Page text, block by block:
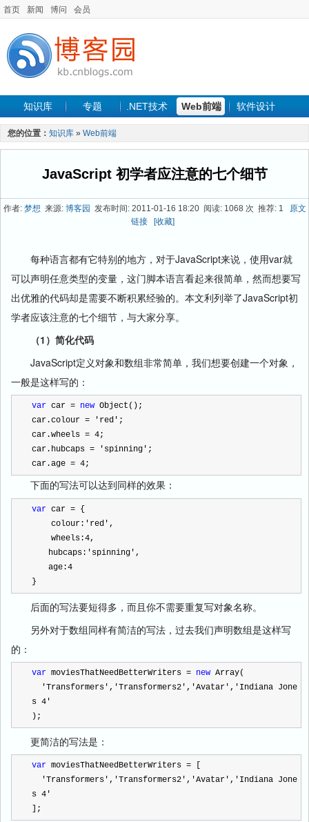
首页 新闻 博问 会员
知识库 专题 .NET技术 Web前端 软件设计
手机开发 软件工程
最新文章
您的位置： 知识库 » Web前端
JavaScript 初学者应注意的七个细节
作者: 梦想 来源: 博客园 发布时间: 2011-01-16 18:20 阅读: 1068 次 推荐: 1
原文
链接
[收藏]
每种语言都有它特别的地方，对于JavaScript来说，使用var就
可以声明任意类型的变量，这门脚本语言看起来很简单，然而想要写
出优雅的代码却是需要不断积累经验的。本文利列举了JavaScript初
学者应该注意的七个细节，与大家分享。
（1）简化代码
JavaScript定义对象和数组非常简单，我们想要创建一个对象，
一般是这样写的：
var car = new Object();
car.colour = ' red ' ;
car.wheels = 4;
car.hubcaps = ' spinning ' ;
car.age = 4;
下面的写法可以达到同样的效果：
var car = {
    colour:
' red ' ,
    wheels:
4,
hubcaps: ' spinning ' ,
age:4
}
后面的写法要短得多，而且你不需要重复写对象名称。
另外对于数组同样有简洁的写法，过去我们声明数组是这样写
的：
var moviesThatNeedBetterWriters = new Array(
'Transformers ' , 'Transformers2 ' , 'Avatar ' , ' Indiana Jone
s 4 '
);
更简洁的写法是：
var moviesThatNeedBetterWriters =
'Transformers ' , 'Transformers2 ' , 'Avatar ' , ' Indiana Jone
s 4 '
];